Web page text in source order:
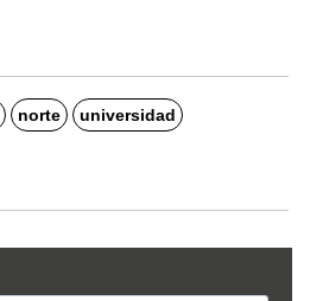
norte universidad